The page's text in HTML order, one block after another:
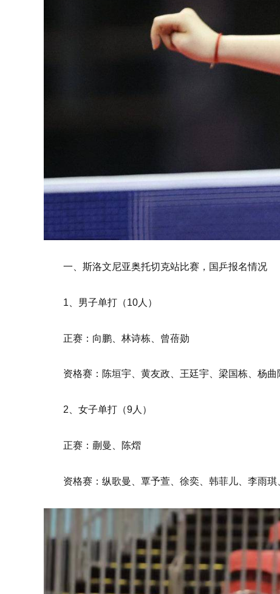
一、斯洛文尼亚奥托切克站比赛，国乒报名情况
1、男子单打（10人）
正赛：向鹏、林诗栋、曾蓓勋
资格赛：陈垣宇、黄友政、王廷宇、梁国栋、杨曲
2、女子单打（9人）
正赛：蒯曼、陈熠
资格赛：纵歌曼、覃予萱、徐奕、韩菲儿、李雨琪